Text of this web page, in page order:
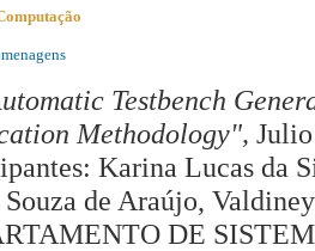
Testbench
Methodology",
Karina Lucas da
Souza de Araújo,
DE